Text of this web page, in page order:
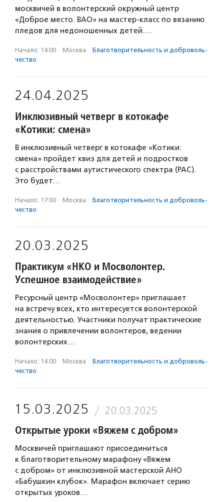
москвичей в волонтерский окружный центр
«Доброе место. ВАО» на мастер-класс по вязанию
пледов для недоношенных детей.…
Начало: 14:00 · Москва · Благотвори­тель­ность и доброволь­
чест­во
24.04.2025
Инклюзивный четверг в котокафе
«Котики: смена»
В инклюзивный четверг в котокафе «Котики:
смена» пройдет квиз для детей и подростков
с расстройствами аутистического спектра (РАС).
Это будет…
Начало: 17:00 · Москва · Благотвори­тель­ность и доброволь­
чест­во
20.03.2025
Практикум «НКО и Мосволонтер.
Успешное взаимодействие»
Ресурсный центр «Мосволонтер» приглашает
на встречу всех, кто интересуется волонтерской
деятельностью. Участники получат практические
знания о привлечении волонтеров, ведении
волонтерских…
Начало: 14:00 · Москва · Благотвори­тель­ность и доброволь­
чест­во
15.03.2025 20.03.2025
Открытые уроки «Вяжем с добром»
Москвичей приглашают присоединиться
к благотворительному марафону «Вяжем
с добром» от инклюзивной мастерской АНО
«Бабушкин клубок». Марафон включает серию
открытых уроков…